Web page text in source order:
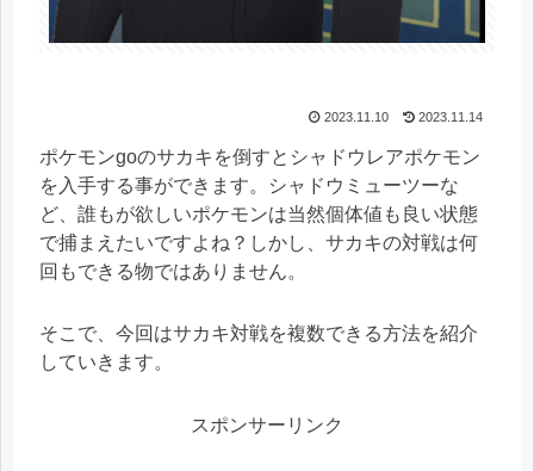
2023.11.10 2023.11.14
ポケモンgoのサカキを倒すとシャドウレアポケモン
を入手する事ができます。シャドウミューツーな
ど、誰もが欲しいポケモンは当然個体値も良い状態
で捕まえたいですよね？しかし、サカキの対戦は何
回もできる物ではありません。
そこで、今回はサカキ対戦を複数できる方法を紹介
していきます。
スポンサーリンク